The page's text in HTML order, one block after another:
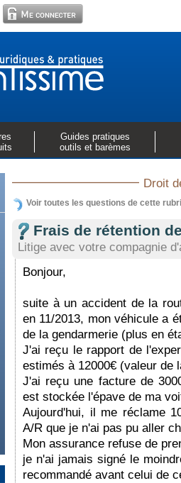
Guides pratiques
outils et barèmes
Droit
Voir toutes les questions de cette
Frais de rétention
Litige avec votre compagnie
Bonjour,
suite à un accident de la
en 11/2013, mon véhicule a
de la gendarmerie (plus en
J'ai reçu le rapport de
estimés à 12000€ (valeur de
J'ai reçu une facture de
est stockée l'épave de ma
Aujourd'hui, il me réclame
A/R que je n'ai pas pu aller
Mon assurance refuse de
je n'ai jamais signé le
recommandé avant celui de